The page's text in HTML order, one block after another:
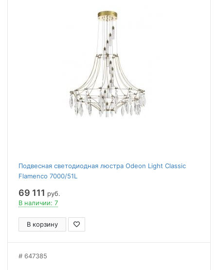
Подвесная светодиодная люстра Odeon Light Classic
Flamenco 7000/51L
69 111 руб.
В наличии: 7
В корзину
647385